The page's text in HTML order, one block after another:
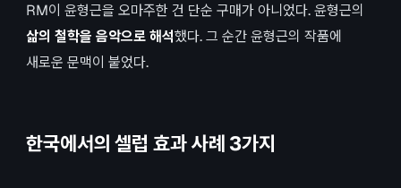
RM이 윤형근을 오마주한 건 단순 구매가 아니었다. 윤형근의
삶의 철학을 음악으로 해석했다. 그 순간 윤형근의 작품에
새로운 문맥이 붙었다.
한국에서의 셀럽 효과 사례 3가지